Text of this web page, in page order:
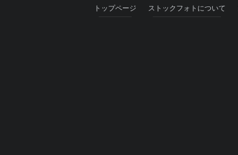
トップページ ストックフォトについて